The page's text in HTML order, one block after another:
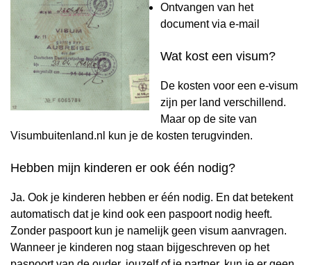
Ontvangen van het
document via e-mail
Wat kost een visum?
De kosten voor een e-visum
zijn per land verschillend.
Maar op de site van
Visumbuitenland.nl kun je de kosten terugvinden.
Hebben mijn kinderen er ook één nodig?
Ja. Ook je kinderen hebben er één nodig. En dat betekent
automatisch dat je kind ook een paspoort nodig heeft.
Zonder paspoort kun je namelijk geen visum aanvragen.
Wanneer je kinderen nog staan bijgeschreven op het